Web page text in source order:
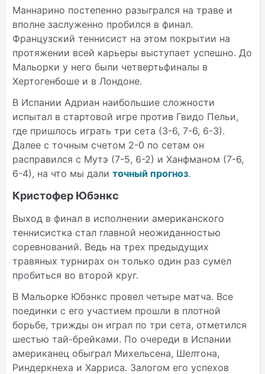
Маннарино постепенно разыгрался на траве и
вполне заслуженно пробился в финал.
Французский теннисист на этом покрытии на
протяжении всей карьеры выступает успешно. До
Мальорки у него были четвертьфиналы в
Хертогенбоше и в Лондоне.
В Испании Адриан наибольшие сложности
испытал в стартовой игре против Гвидо Пельи,
где пришлось играть три сета (3-6, 7-6, 6-3).
Далее с точным счетом 2-0 по сетам он
расправился с Мутэ (7-5, 6-2) и Ханфманом (7-6,
6-4), на что мы дали точный прогноз.
Кристофер Юбэнкс
Выход в финал в исполнении американского
теннисистка стал главной неожиданностью
соревнований. Ведь на трех предыдущих
травяных турнирах он только один раз сумел
пробиться во второй круг.
В Мальорке Юбэнкс провел четыре матча. Все
поединки с его участием прошли в плотной
борьбе, трижды он играл по три сета, отметился
шестью тай-брейками. По очереди в Испании
американец обыграл Михельсена, Шелтона,
Риндеркнеха и Харриса. Залогом его успехов